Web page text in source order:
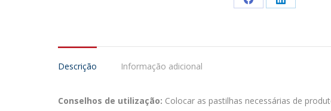
Share
Facebook
Share
LinkedIn
Descrição Informação adicional
Conselhos de utilização: Colocar as pastilhas necessárias de